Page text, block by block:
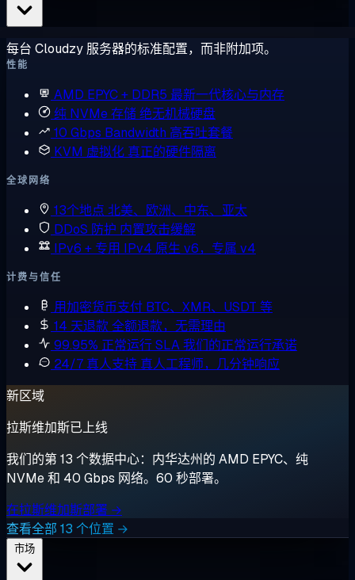
每台 Cloudzy 服务器的标准配置，而非附加项。
性能
AMD EPYC + DDR5 最新一代核心与内存
纯 NVMe 存储绝无机械硬盘
10 Gbps Bandwidth 高吞吐套餐
KVM 虚拟化 真正的硬件隔离
全球网络
13个地点 北美、欧洲、中东、亚太
DDoS 防护 内置攻击缓解
IPv6 + 专用 IPv4 原生 v6，专属 v4
计费与信任
用加密货币支付 BTC、XMR、USDT 等
14 天退款全额退款，无需理由
99.95% 正常运行 SLA我们的正常运行承诺
24/7 真人支持 真人工程师，几分钟响应
新区域
拉斯维加斯已上线
我们的第 13 个数据中心：内华达州的 AMD EPYC、纯
NVMe 和 40 Gbps 网络。60 秒部署。
在拉斯维加斯部署 →
查看全部 13 个位置 →